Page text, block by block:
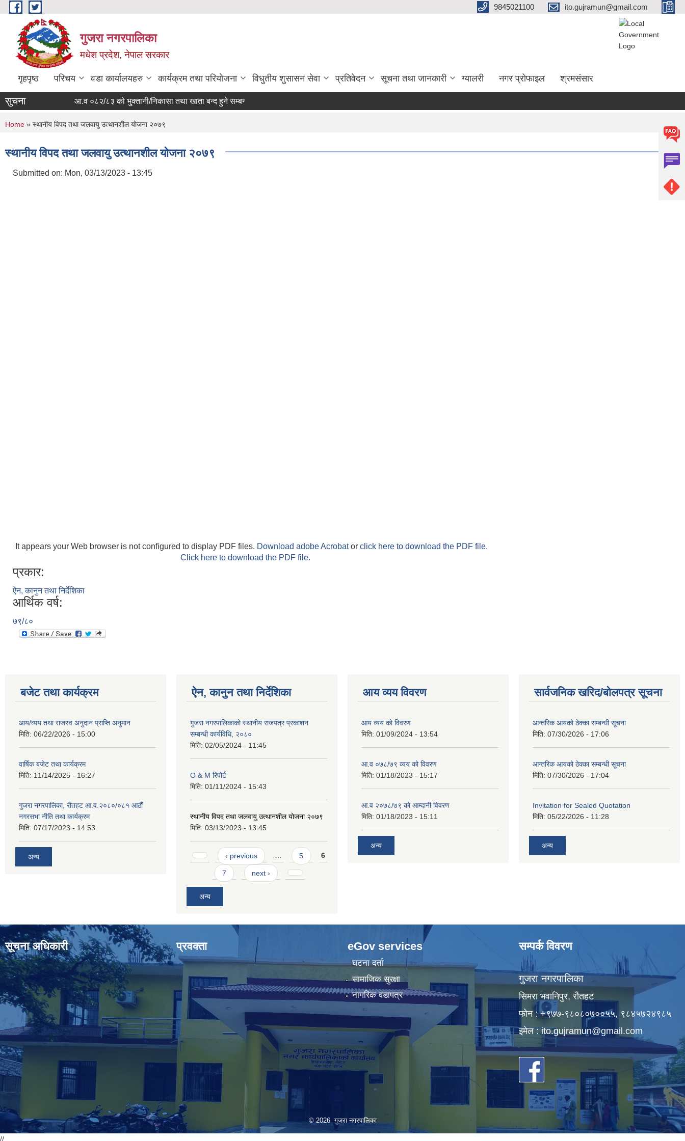
Skip to main content 9845021100 ito.gujramun@gmail.com
गुजरा नगरपालिका
मधेश प्रदेश, नेपाल सरकार
गृहपृष्ठ परिचय वडा कार्यालयहरु कार्यक्रम तथा परियोजना विधुतीय शुसासन सेवा प्रतिवेदन सूचना तथा जानकारी ग्यालरी नगर प्रोफाइल श्रमसंसार
सुचना आ.व ०८२/८३ को भु्क्तानी/निकासा तथा खाता बन्द हुने सम्बन्धमा ।
You are here
Home » स्थानीय विपद तथा जलवायु उत्थानशील योजना २०७९
स्थानीय विपद तथा जलवायु उत्थानशील योजना २०७९
Submitted on: Mon, 03/13/2023 - 13:45
It appears your Web browser is not configured to display PDF files. Download adobe Acrobator click here to download the PDF file.
Click here to download the PDF file.
प्रकार:
ऐन, कानुन तथा निर्देशिका
आर्थिक वर्ष:
७९/८०
बजेट तथा कार्यक्रम
आय/व्यय तथा राजस्व अनुदान प्राप्ति अनुमान
मिति: 06/22/2026 - 15:00
वार्षिक बजेट तथा कार्यक्रम
मिति: 11/14/2025 - 16:27
गुजरा नगरपालिका, रौतहट आ.व.२०८०/०८१ आठौं
नगरसभा नीति तथा कार्यक्रम
मिति: 07/17/2023 - 14:53
अन्य
ऐन, कानुन तथा निर्देशिका
गुजरा नगरपालिकाको स्थानीय राजपत्र प्रकाशन
सम्बन्धी कार्यविधि, २०८०
मिति: 02/05/2024 - 11:45
O & M रिपोर्ट
मिति: 01/11/2024 - 15:43
स्थानीय विपद तथा जलवायु उत्थानशील योजना २०७९
मिति: 03/13/2023 - 13:45
Pages‹ previous … 5 6
7 next ›
अन्य
आय व्यय विवरण
आय व्यय को विवरण
मिति: 01/09/2024 - 13:54
आ.व ०७८/७९ व्यय को विवरण
मिति: 01/18/2023 - 15:17
आ.व २०७८/७९ को आम्दानी विवरण
मिति: 01/18/2023 - 15:11
अन्य
सार्वजनिक खरिद/बोलपत्र सूचना
आन्तरिक आयको ठेक्का सम्बन्धी सूचना
मिति: 07/30/2026 - 17:06
आन्तरिक आयको ठेक्का सम्बन्धी सूचना
मिति: 07/30/2026 - 17:04
Invitation for Sealed Quotation
मिति: 05/22/2026 - 11:28
अन्य
सूचना अधिकारी प्रवक्ता eGov services
घटना दर्ता
सामाजिक सुरक्षा
नागरिक वडापत्र
सम्पर्क विवरण
गुजरा नगरपालिका
सिमरा भवानिपुर, राैतहट
फाेन : +९७७-९८०८०७००५५, ९८४५७२४९८५
इमेल :ito.gujramun@gmail.com
© 2026 गुजरा नगरपालिका
//